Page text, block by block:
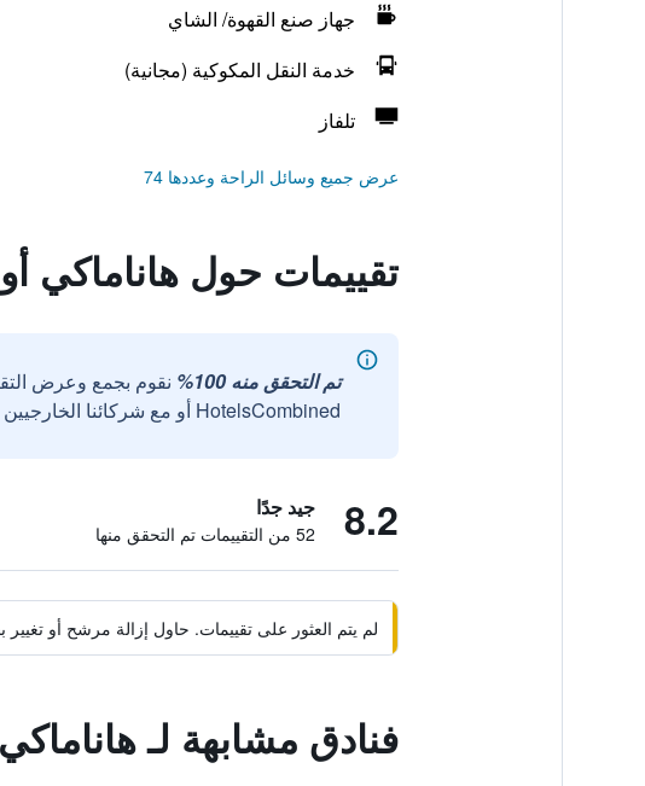
جهاز صنع القهوة/ الشاي
خدمة النقل المكوكية (مجانية)
تلفاز
عرض جميع وسائل الراحة وعددها 74
تقييمات حول هاناماكي
تم التحقق منه 100%
نقوم بجمع وعرض
HotelsCombined أو مع شركائنا الخارجيين الموثوقين.
8.2 جيد جدًا
52 من التقييمات تم التحقق منها
لم يتم العثور على تقييمات. حاول إزالة مرشح أو
فنادق مشابهة لـ